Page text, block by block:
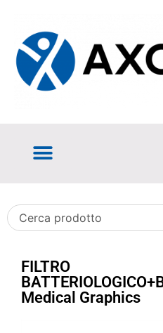
FILTRO
Medical Graphics